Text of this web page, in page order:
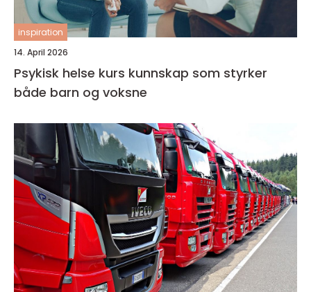
inspiration
14. April 2026
Psykisk helse kurs kunnskap som styrker
både barn og voksne